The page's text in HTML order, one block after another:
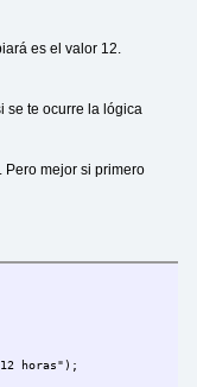
es el valor 12.
se te ocurre la lógica
mejor si primero
horas");